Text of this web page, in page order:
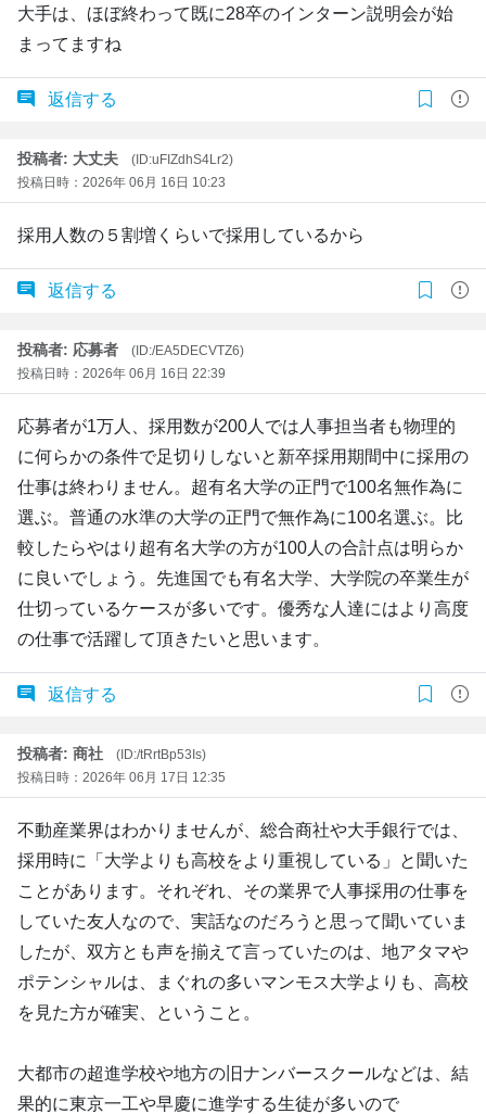
大手は、ほぼ終わって既に28卒のインターン説明会が始
まってますね
返信する
投稿者: 大丈夫
(ID:uFIZdhS4Lr2)
投稿日時：2026年 06月 16日 10:23
採用人数の５割増くらいで採用しているから
返信する
投稿者: 応募者
(ID:/EA5DECVTZ6)
投稿日時：2026年 06月 16日 22:39
応募者が1万人、採用数が200人では人事担当者も物理的
に何らかの条件で足切りしないと新卒採用期間中に採用の
仕事は終わりません。超有名大学の正門で100名無作為に
選ぶ。普通の水準の大学の正門で無作為に100名選ぶ。比
較したらやはり超有名大学の方が100人の合計点は明らか
に良いでしょう。先進国でも有名大学、大学院の卒業生が
仕切っているケースが多いです。優秀な人達にはより高度
の仕事で活躍して頂きたいと思います。
返信する
投稿者: 商社
(ID:/tRrtBp53Is)
投稿日時：2026年 06月 17日 12:35
不動産業界はわかりませんが、総合商社や大手銀行では、
採用時に「大学よりも高校をより重視している」と聞いた
ことがあります。それぞれ、その業界で人事採用の仕事を
していた友人なので、実話なのだろうと思って聞いていま
したが、双方とも声を揃えて言っていたのは、地アタマや
ポテンシャルは、まぐれの多いマンモス大学よりも、高校
を見た方が確実、ということ。
大都市の超進学校や地方の旧ナンバースクールなどは、結
果的に東京一工や早慶に進学する生徒が多いので